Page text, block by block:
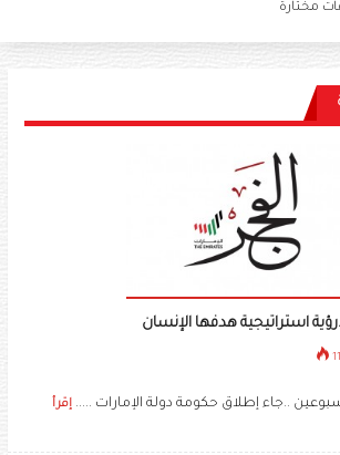
مختارة
استراتيجية هدفها الإنسان
..جاء إطلاق حكومة دولة الإمارات ..... إقرأ